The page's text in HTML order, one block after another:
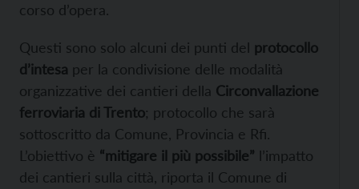
corso d’opera.
Questi sono solo alcuni dei punti del protocollo
d’intesa per la condivisione delle modalità
organizzative dei cantieri della Circonvallazione
ferroviaria di Trento; protocollo che sarà
sottoscritto da Comune, Provincia e Rfi.
L’obiettivo è “mitigare il più possibile” l’impatto
dei cantieri sulla città, riporta il Comune di